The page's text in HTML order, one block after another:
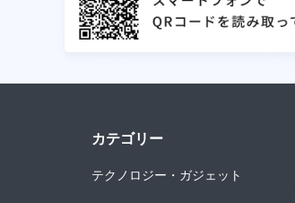
カテゴリー
テクノロジー・ガジェット